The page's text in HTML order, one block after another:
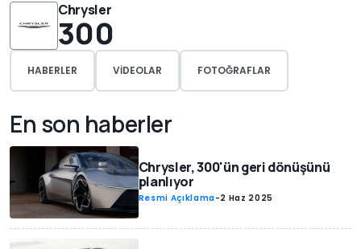
Chrysler
300
HABERLER VIDEOLAR FOTOĞRAFLAR
En son haberler
Chrysler, 300'ün geri dönüşünü
planlıyor
Resmi Açıklama-2 Haz 2025